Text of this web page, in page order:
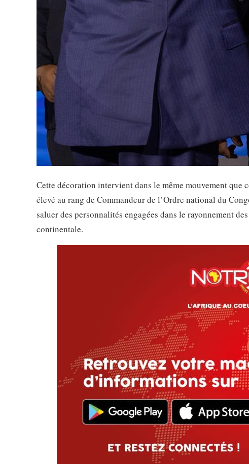
Cette décoration intervient dans le même mouvement
élevé au rang de Commandeur de l’Ordre national du
saluer des personnalités engagées dans le rayonnement
continentale.